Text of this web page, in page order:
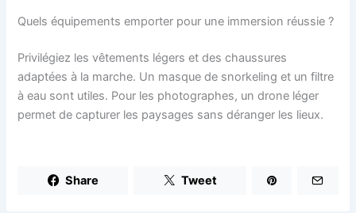
Quels équipements emporter pour une immersion réussie ?
Privilégiez les vêtements légers et des chaussures
adaptées à la marche. Un masque de snorkeling et un filtre
à eau sont utiles. Pour les photographes, un drone léger
permet de capturer les paysages sans déranger les lieux.
Share Tweet